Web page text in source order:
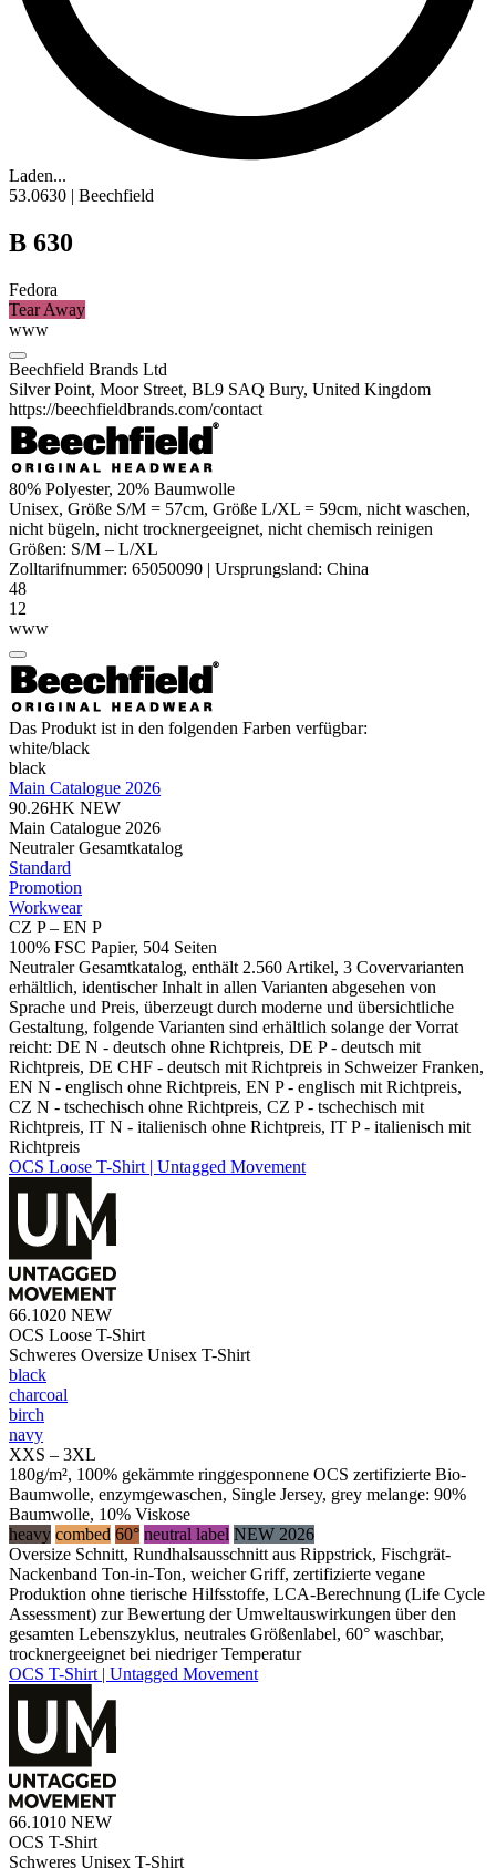
Laden...
53.0630 | Beechfield
B 630
Fedora
Tear Away
www
Beechfield Brands Ltd
Silver Point, Moor Street, BL9 SAQ Bury, United Kingdom
https://beechfieldbrands.com/contact
80% Polyester, 20% Baumwolle
Unisex, Größe S/M = 57cm, Größe L/XL = 59cm, nicht waschen,
nicht bügeln, nicht trocknergeeignet, nicht chemisch reinigen
Größen: S/M – L/XL
Zolltarifnummer: 65050090 | Ursprungsland: China
48
12
www
Das Produkt ist in den folgenden Farben verfügbar:
white/​black
black
Main Catalogue 2026
90.26HK NEW
Main Catalogue 2026
Neutraler Gesamtkatalog
Standard
Promotion
Workwear
CZ P – EN P
100% FSC Papier, 504 Seiten
Neutraler Gesamtkatalog, enthält 2.560 Artikel, 3 Covervarianten
erhältlich, identischer Inhalt in allen Varianten abgesehen von
Sprache und Preis, überzeugt durch moderne und übersichtliche
Gestaltung, folgende Varianten sind erhältlich solange der Vorrat
reicht: DE N - deutsch ohne Richtpreis, DE P - deutsch mit
Richtpreis, DE CHF - deutsch mit Richtpreis in Schweizer Franken,
EN N - englisch ohne Richtpreis, EN P - englisch mit Richtpreis,
CZ N - tschechisch ohne Richtpreis, CZ P - tschechisch mit
Richtpreis, IT N - italienisch ohne Richtpreis, IT P - italienisch mit
Richtpreis
OCS Loose T-Shirt | Untagged Movement
66.1020 NEW
OCS Loose T-Shirt
Schweres Oversize Unisex T-Shirt
black
charcoal
birch
navy
XXS – 3XL
180g/m², 100% gekämmte ringgesponnene OCS zertifizierte Bio-
Baumwolle, enzymgewaschen, Single Jersey, grey melange: 90%
Baumwolle, 10% Viskose
heavy combed 60° neutral label NEW 2026
Oversize Schnitt, Rundhalsausschnitt aus Rippstrick, Fischgrät-
Nackenband Ton-in-Ton, weicher Griff, zertifizierte vegane
Produktion ohne tierische Hilfsstoffe, LCA-Berechnung (Life Cycle
Assessment) zur Bewertung der Umweltauswirkungen über den
gesamten Lebenszyklus, neutrales Größenlabel, 60° waschbar,
trocknergeeignet bei niedriger Temperatur
OCS T-Shirt | Untagged Movement
66.1010 NEW
OCS T-Shirt
Schweres Unisex T-Shirt